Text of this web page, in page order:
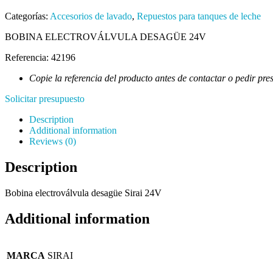
Categorías: Accesorios de lavado, Repuestos para tanques de leche
BOBINA ELECTROVÁLVULA DESAGÜE 24V
Referencia: 42196
Copie la referencia del producto antes de contactar o pedir
Solicitar presupuesto
Description
Additional information
Reviews (0)
Description
Bobina electroválvula desagüe Sirai 24V
Additional information
MARCA SIRAI